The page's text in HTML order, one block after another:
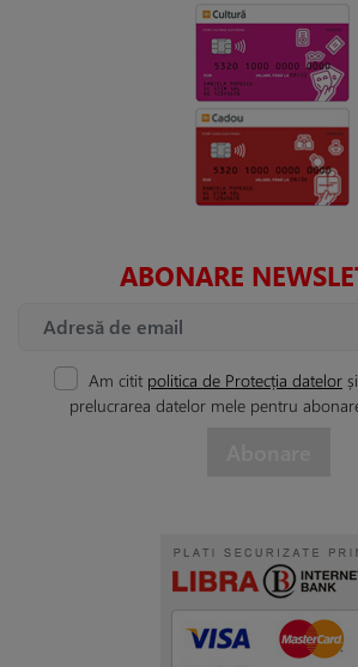
ABONARE
Am citit politica de Protecția datelor
prelucrarea datelor mele pentru